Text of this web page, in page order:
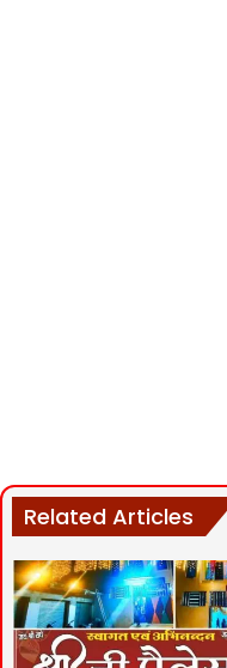
Related Articles